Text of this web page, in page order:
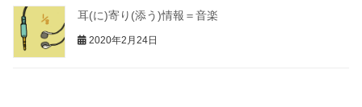
耳(に)寄り(添う)情報＝音楽
2020年2月24日